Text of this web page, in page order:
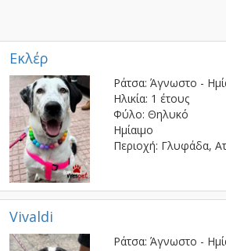
Εκλέρ
Ράτσα: Άγνωστο -
Ηλικία: 1 έτους
Φύλο: Θηλυκό
Ημίαιμο
Περιοχή: Γλυφάδα,
Vivaldi
Ράτσα: Άγνωστο -